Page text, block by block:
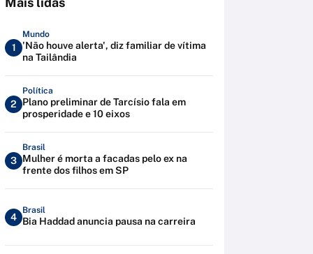
1
Mundo
'Não houve alerta', diz familiar de vítima
na Tailândia
2
Política
Plano preliminar de Tarcísio fala em
prosperidade e 10 eixos
3
Brasil
Mulher é morta a facadas pelo ex na
frente dos filhos em SP
4
Brasil
Bia Haddad anuncia pausa na carreira